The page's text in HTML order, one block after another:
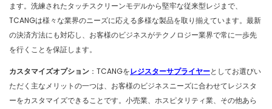
ます。洗練されたタッチスクリーンモデルから堅牢な従来型レジまで、
TCANGは様々な業界のニーズに応える多様な製品を取り揃えています。最新
の決済方法にも対応し、お客様のビジネスがテクノロジー業界で常に一歩先
を行くことを保証します。
カスタマイズオプション ：TCANGをレジスターサプライヤーとしてお選びい
ただく主なメリットの一つは、お客様のビジネスニーズに合わせてレジスタ
ーをカスタマイズできることです。小売業、ホスピタリティ業、その他あら